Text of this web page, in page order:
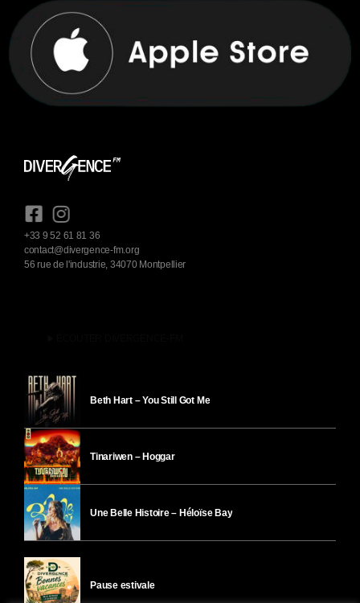
+33 9 52 61 81 36
contact@divergence-fm.org
56 rue de l'industrie, 34070 Montpellier
Beth Hart – You Still Got Me
Tinariwen – Hoggar
Une Belle Histoire – Héloïse Bay
Pause estivale